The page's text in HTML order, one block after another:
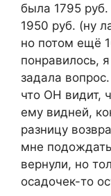
была 1795
1950 руб. (ну
но потом ещё
понравилось,
задала
что ОН видит,
ему видней,
разницу
мне
вернули, но
осадочек-то